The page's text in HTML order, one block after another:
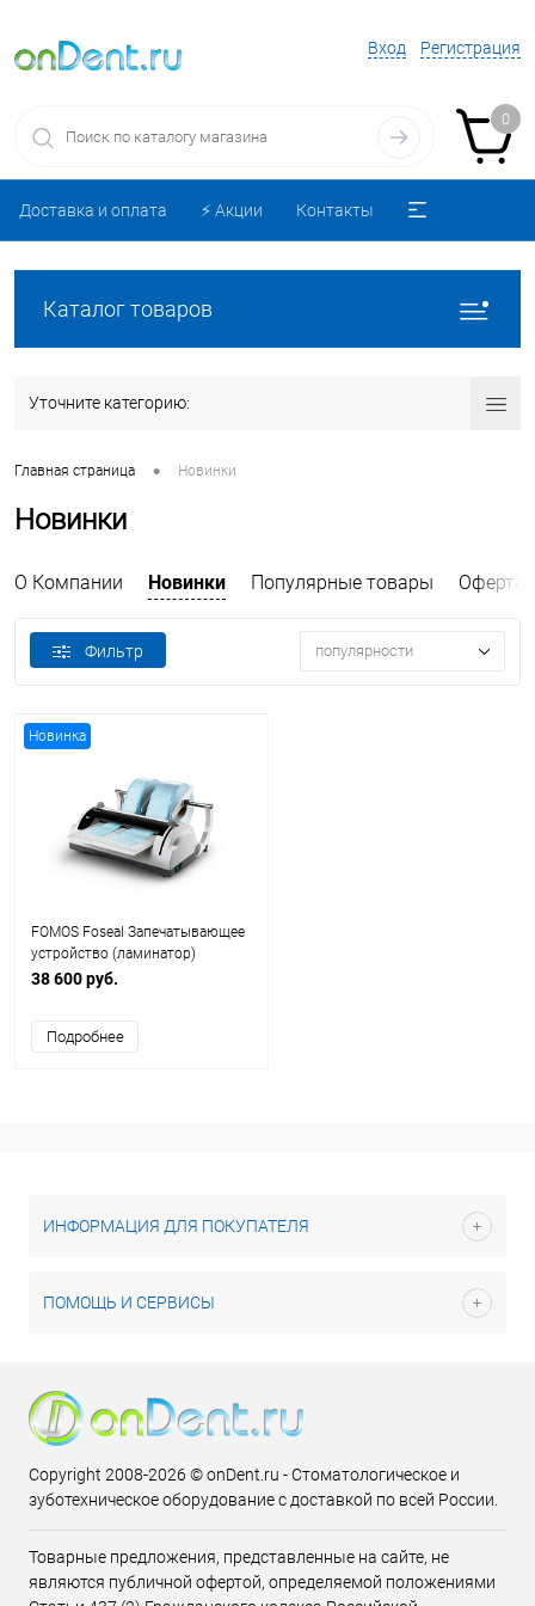
Вход Регистрация
0
Доставка и оплата ⚡️ Акции Контакты
Каталог товаров
Уточните категорию:
Главная страница • Новинки
Новинки
О Компании Новинки Популярные товары Оферта
Фильтр популярности
Новинка
FOMOS Foseal Запечатывающее
устройство (ламинатор)
38 600 руб.
Подробнее
ИНФОРМАЦИЯ ДЛЯ ПОКУПАТЕЛЯ
ПОМОЩЬ И СЕРВИСЫ
Copyright 2008-2026 © onDent.ru - Стоматологическое и
зуботехническое оборудование с доставкой по всей России.
Товарные предложения, представленные на сайте, не
являются публичной офертой, определяемой положениями